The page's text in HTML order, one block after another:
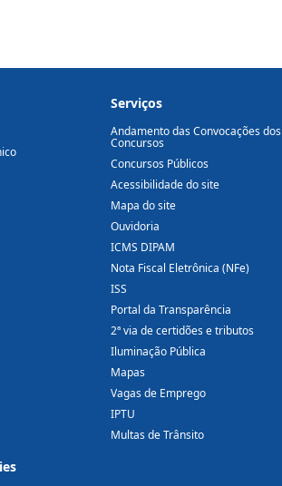
Serviços
Andamento das Convocações dos
Concursos
Concursos Públicos
Acessibilidade do site
Mapa do site
Ouvidoria
ICMS DIPAM
Nota Fiscal Eletrônica (NFe)
ISS
Portal da Transparência
2ª via de certidões e tributos
Iluminação Pública
Mapas
Vagas de Emprego
IPTU
Multas de Trânsito